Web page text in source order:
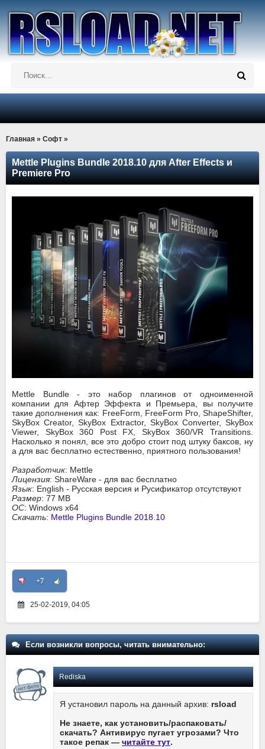
Главная » Софт »
Mettle Plugins Bundle 2018.10 для After Effects и
Premiere Pro
Mettle Bundle - это набор плагинов от одноименной
компании для Афтер Эффекта и Премьера, вы получите
такие дополнения как: FreeForm, FreeForm Pro, ShapeShifter,
SkyBox Creator, SkyBox Extractor, SkyBox Converter, SkyBox
Viewer, SkyBox 360 Post FX, SkyBox 360/VR Transitions.
Насколько я понял, все это добро стоит под штуку баксов, ну
а для вас бесплатно естественно, приятного пользования!
Разработчик: Mettle
Лицензия: ShareWare - для вас бесплатно
Язык: English - Русская версия и Русификатор отсутствуют
Размер: 77 MB
ОС: Windows x64
Скачать: Mettle Plugins Bundle 2018.10
+7
25-02-2019, 04:05
Если возникли вопросы, читать внимательно:
Rediska
Я установил пароль на данный архив: rsload
Не знаете, как установить/распаковать/
скачать? Антивирус пугает угрозами? Что
такое репак — читайте тут.